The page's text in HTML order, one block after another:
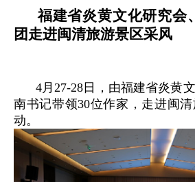
福建省炎黄文化研究会、
团走进闽清旅游景区采风
4月27-28日，由福建省炎黄
南书记带领30位作家，走进闽
动。